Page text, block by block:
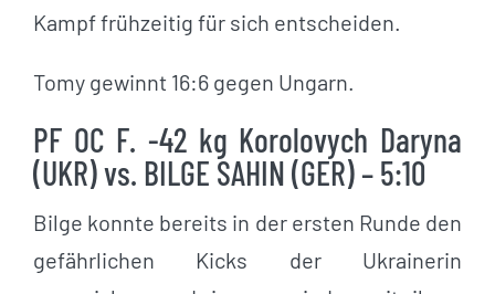
Kampf frühzeitig für sich entscheiden.
Tomy gewinnt 16:6 gegen Ungarn.
PF OC F. -42 kg Korolovych Daryna
(UKR) vs. BILGE SAHIN (GER) – 5:10
Bilge konnte bereits in der ersten Runde den
gefährlichen Kicks der Ukrainerin